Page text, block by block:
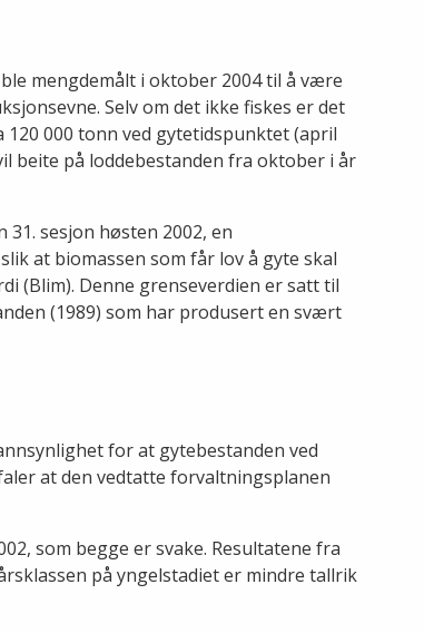
mengdemålt i oktober 2004 til å være
Selv om det ikke fiskes er det
000 tonn ved gytetidspunktet (april
beite på loddebestanden fra oktober i år
sesjon høsten 2002, en
at biomassen som får lov å gyte skal
(Blim). Denne grenseverdien er satt til
(1989) som har produsert en svært
for at gytebestanden ved
at den vedtatte forvaltningsplanen
som begge er svake. Resultatene fra
på yngelstadiet er mindre tallrik